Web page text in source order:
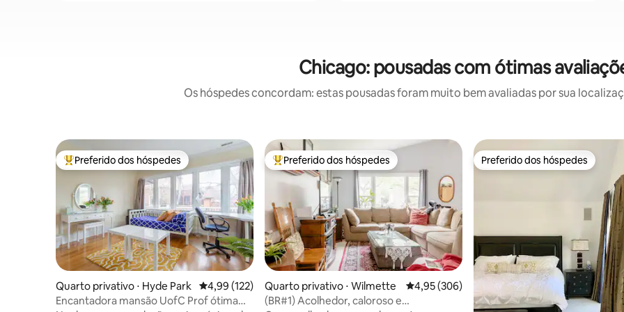
Chicago: pousadas com ótimas
Os hóspedes concordam: estas pousadas foram muito bem avaliadas por sua
Entre os melhores preferidos dos hóspedes
Preferido dos hóspedes
Quarto privativo ⋅ Hyde Park 4,99 de uma avaliação média de 5, 122 avaliações
4,99 (122)
Encantadora mansão UofC Prof ótima
Entre os melhores preferidos dos hóspedes
Preferido dos hóspedes
Quarto privativo ⋅ Wilmette 4,95 de uma avaliação média de 5, 306
4,95 (306)
(BR#1) Acolhedor, caloroso e
Preferido dos hóspedes
Preferido dos hóspedes